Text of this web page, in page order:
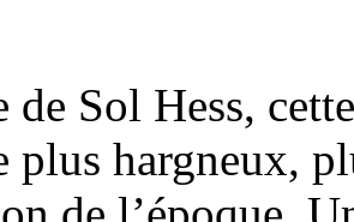
de Sol Hess,
plus hargneux,